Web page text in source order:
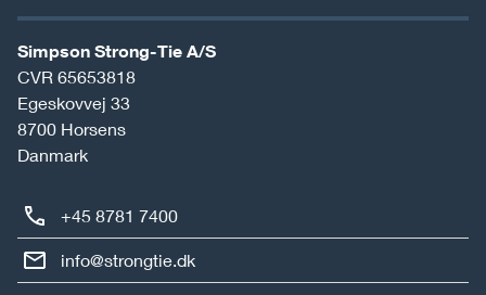
Simpson Strong-Tie A/S
CVR 65653818
Egeskovvej 33
8700 Horsens
Danmark
+45 8781 7400
info@strongtie.dk